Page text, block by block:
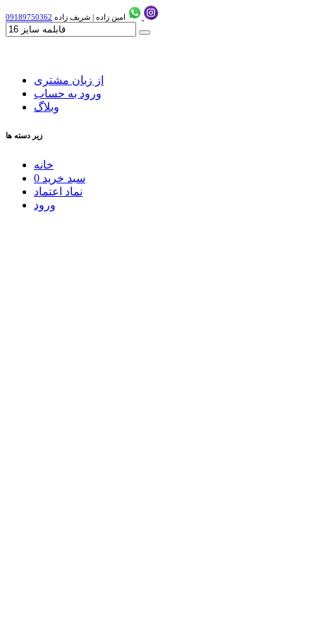
09189750362 امین زاده | شریف زاده
از زبان مشتری
ورود به حساب
وبلاگ
زیر دسته ها
خانه
0 سبد خرید
نماد اعتماد
ورود